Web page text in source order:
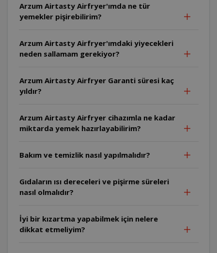
Arzum Airtasty Airfryer'ımda ne tür
yemekler pişirebilirim?
Arzum Airtasty Airfryer'ımdaki yiyecekleri
neden sallamam gerekiyor?
Arzum Airtasty Airfryer Garanti süresi kaç
yıldır?
Arzum Airtasty Airfryer cihazımla ne kadar
miktarda yemek hazırlayabilirim?
Bakım ve temizlik nasıl yapılmalıdır?
Gıdaların ısı dereceleri ve pişirme süreleri
nasıl olmalıdır?
İyi bir kızartma yapabilmek için nelere
dikkat etmeliyim?